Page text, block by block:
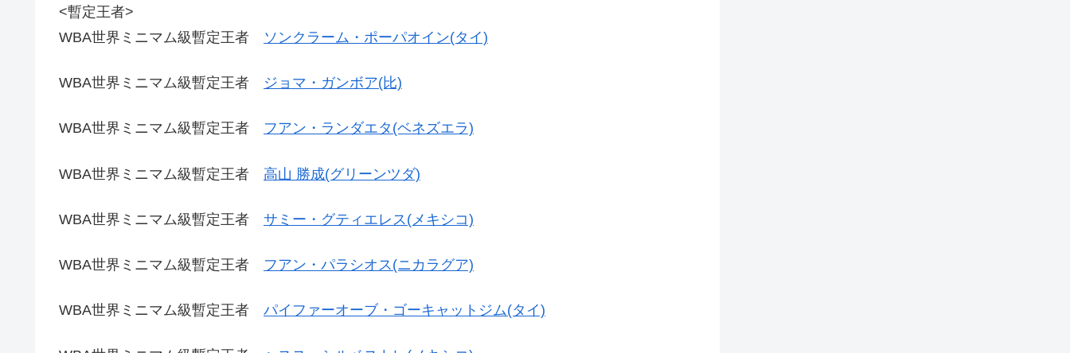
<暫定王者>
WBA世界ミニマム級暫定王者 ソンクラーム・ポーパオイン(タイ)
WBA世界ミニマム級暫定王者 ジョマ・ガンボア(比)
WBA世界ミニマム級暫定王者 フアン・ランダエタ(ベネズエラ)
WBA世界ミニマム級暫定王者 高山 勝成(グリーンツダ)
WBA世界ミニマム級暫定王者 サミー・グティエレス(メキシコ)
WBA世界ミニマム級暫定王者 フアン・パラシオス(ニカラグア)
WBA世界ミニマム級暫定王者 パイファーオーブ・ゴーキャットジム(タイ)